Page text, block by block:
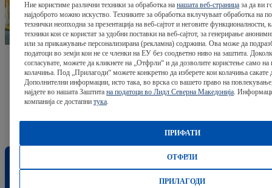
Погледни ги нашите канцелации каде
што ја испишуваме нашата успешна
приказна
Ние користиме различни техники за обработка на нашата веб-страница за да ви
најдоброто можно искуство. Техниките за обработка вклучуваат обработка на
технички неопходна за презентација на веб-сајтот и неговите функционалности,
техники кои се користат за удобни поставки на веб-сајтот, за генерирање
или за прикажување персонализирана (рекламна) содржина. Ова може да
податоци во земји кои не се членки на ЕУ без соодветно ниво на заштита.
согласувате, можете да кликнете на „Отфрли“ и да дозволите користење само на
колачиња. Под „Прилагоди“ можете конкретно да изберете кои колачиња сакате
Дополнителни информации, исто така, во врска со вашето право на
најдете во нашата Заштита на податоци во Лидл Северна Македонија.
компанија се достапни тука.
ОТФРЛИ
ПРИФАТИ
ПРИЛАГОДИ